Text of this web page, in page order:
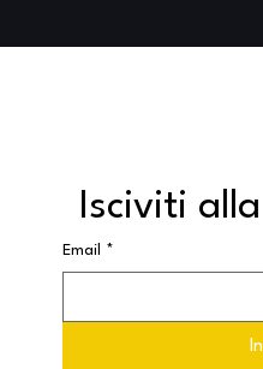
Isciviti
Email *